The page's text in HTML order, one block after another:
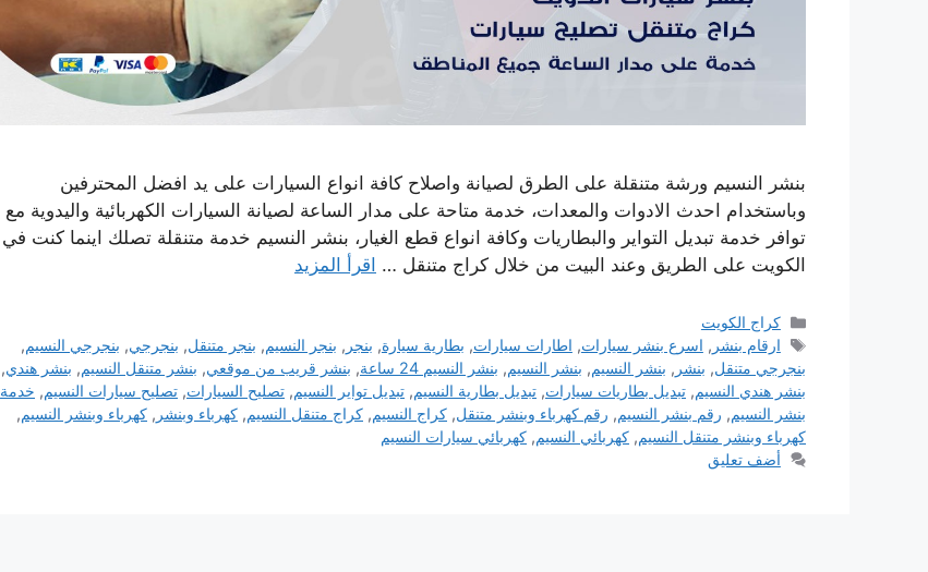
بنشر النسيم ورشة متنقلة على الطرق لصيانة واصلاح كافة انواع السيارات على يد افضل المحترفين
وباستخدام احدث الادوات والمعدات، خدمة متاحة على مدار الساعة لصيانة السيارات الكهربائية واليدوية مع
توافر خدمة تبديل التواير والبطاريات وكافة انواع قطع الغيار، بنشر النسيم خدمة متنقلة تصلك اينما كنت في
الكويت على الطريق وعند البيت من خلال كراج متنقل … اقرأ المزيد
التصنيفات
كراج الكويت
الوسوم
ارقام بنشر , اسرع بنشر سيارات, اطارات سيارات, بطارية سيارة, بنجر , بنجر النسيم, بنجر متنقل, بنجرجي, بنجرجي النسيم,
بنجرجي متنقل, بنشر , بنشر النسيم, بنشر النسيم, بنشر النسيم 24 ساعة , بنشر قريب من موقعي, بنشر متنقل النسيم, بنشر هندي,
بنشر هندي النسيم, تبديل بطاريات سيارات, تبديل بطارية النسيم, تبديل تواير النسيم, تصليح السيارات, تصليح سيارات النسيم, خدمة
بنشر النسيم, رقم بنشر النسيم, رقم كهرباء وبنشر متنقل, كراج النسيم, كراج متنقل النسيم, كهرباء وبنشر , كهرباء وبنشر النسيم,
كهرباء وبنشر متنقل النسيم, كهربائي النسيم, كهربائي سيارات النسيم
أضف تعليق